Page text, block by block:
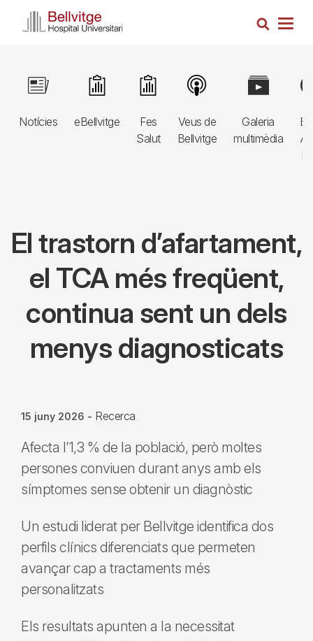
Cerca
Navegació
principal
3r
Notícies
Image
eBellvitge
Image
Fes
Salut
Image
Veus de
Bellvitge
Image
Galeria
multimèdia
Image
El trastorn d’afartament,
el TCA més freqüent,
continua sent un dels
menys diagnosticats
15 juny 2026 - Recerca
Afecta l’1,3 % de la població, però moltes
persones conviuen durant anys amb els
símptomes sense obtenir un diagnòstic
Un estudi liderat per Bellvitge identifica dos
perfils clínics diferenciats que permeten
avançar cap a tractaments més
personalitzats
Els resultats apunten a la necessitat